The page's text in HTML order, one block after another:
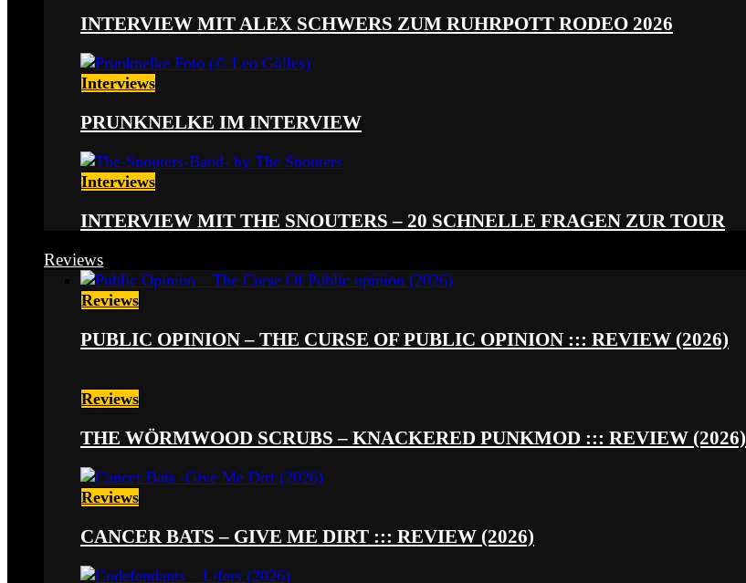
INTERVIEW MIT ALEX SCHWERS ZUM RUHRPOTT RODEO 2026
Interviews
PRUNKNELKE IM INTERVIEW
Interviews
INTERVIEW MIT THE SNOUTERS – 20 SCHNELLE FRAGEN ZUR TOUR
Reviews
Reviews
PUBLIC OPINION – THE CURSE OF PUBLIC OPINION ::: REVIEW (2026)
Reviews
THE WÖRMWOOD SCRUBS – KNACKERED PUNKMOD ::: REVIEW (2026)
Reviews
CANCER BATS – GIVE ME DIRT ::: REVIEW (2026)